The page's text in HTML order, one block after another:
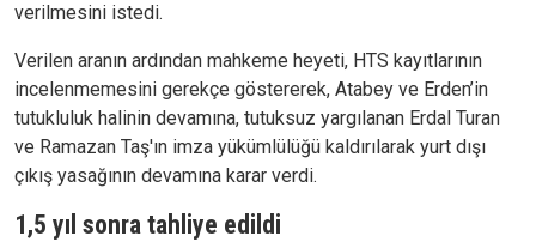
verilmesini istedi.
Verilen aranın ardından mahkeme heyeti, HTS kayıtlarının
incelenmemesini gerekçe göstererek, Atabey ve Erden’in
tutukluluk halinin devamına, tutuksuz yargılanan Erdal Turan
ve Ramazan Taş'ın imza yükümlülüğü kaldırılarak yurt dışı
çıkış yasağının devamına karar verdi.
1,5 yıl sonra tahliye edildi